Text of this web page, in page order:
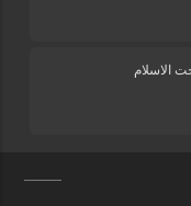
الاسلام